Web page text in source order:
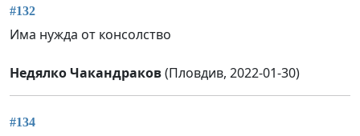
#132
Има нужда от консолство
Недялко Чакандраков(Пловдив, 2022-01-30)
#134